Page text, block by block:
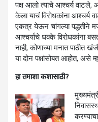
पक्ष आलो त्याचे आश्चर्य वाटले,
केला याचं विरोधकांना आश्चर्य
एकत्र येऊन चांगल्या पद्धतीने
आश्चर्याचे धक्के विरोधकांना
नाही, कोणाच्या मनात पाठीत
या दोन पक्षांसोबत आहोत, असे
हा तमाशा कशासाठी?